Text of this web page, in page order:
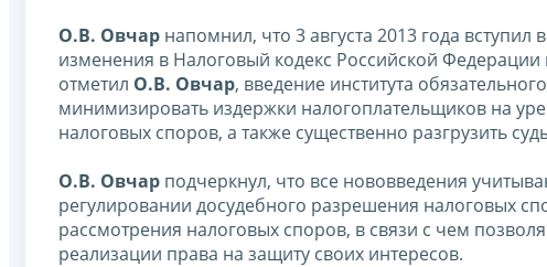
О.В. Овчар напомнил, что 3 августа 2013 года
изменения в Налоговый кодекс Российской
отметил О.В. Овчар, введение института
минимизировать издержки налогоплательщиков на
налоговых споров, а также существенно разгрузить
О.В. Овчар подчеркнул, что все нововведения
регулировании досудебного разрешения налоговых
рассмотрения налоговых споров, в связи с чем
реализации права на защиту своих интересов.